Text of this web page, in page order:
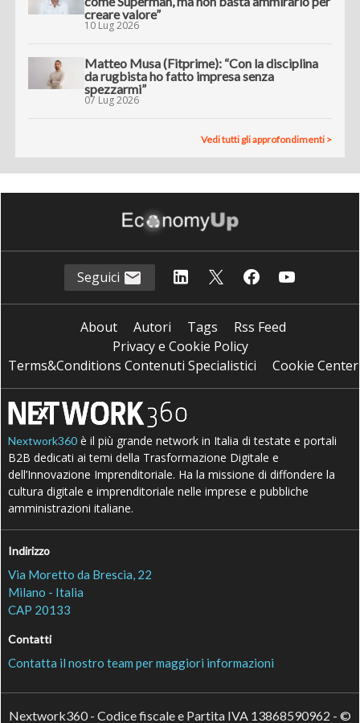
creare valore”
10 Lug 2026
Matteo Musa (Fitprime): “Con la disciplina
da rugbista ho fatto impresa senza
spezzarmi”
07 Lug 2026
Vedi tutti gli approfondimenti >
Seguici
About Autori Tags
Rss Feed
Privacy e Cookie Policy
Terms&Conditions Contenuti Specialistici
Cookie Center
Nextwork360 è il più grande network in Italia di testate e portali
B2B dedicati ai temi della Trasformazione Digitale e
dell’Innovazione Imprenditoriale. Ha la missione di diffondere la
cultura digitale e imprenditoriale nelle imprese e pubbliche
amministrazioni italiane.
Indirizzo
Via Moretto da Brescia, 22
Milano - Italia
CAP 20133
Contatti
Contatta il nostro team per maggiori informazioni
Nextwork360 - Codice fiscale e Partita IVA 13868590962 - ©